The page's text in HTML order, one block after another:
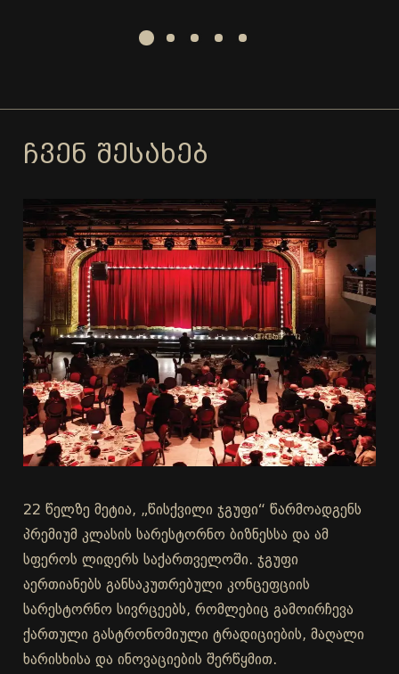
ᲩᲕᲔᲜ ᲨᲔᲡᲐᲮᲔᲑ
22 წელზე მეტია, „წისქვილი ჯგუფი“ წარმოადგენს
პრემიუმ კლასის სარესტორნო ბიზნესსა და ამ
სფეროს ლიდერს საქართველოში. ჯგუფი
აერთიანებს განსაკუთრებული კონცეფციის
სარესტორნო სივრცეებს, რომლებიც გამოირჩევა
ქართული გასტრონომიული ტრადიციების, მაღალი
ხარისხისა და ინოვაციების შერწყმით.